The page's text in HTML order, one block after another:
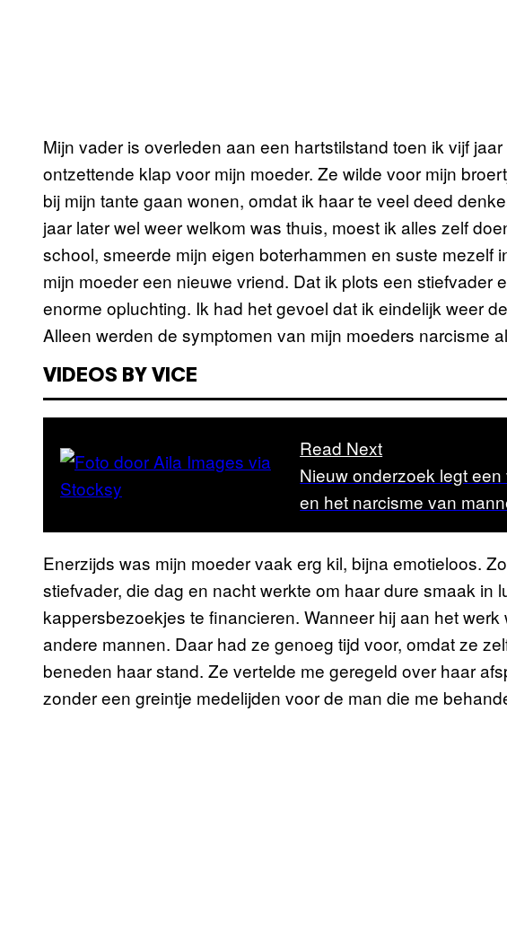
Mijn vader is overleden aan een hartstilstand toen ik vijf
ontzettende klap voor mijn moeder. Ze wilde voor mijn
bij mijn tante gaan wonen, omdat ik haar te veel deed
jaar later wel weer welkom was thuis, moest ik alles zelf
school, smeerde mijn eigen boterhammen en suste mezelf
mijn moeder een nieuwe vriend. Dat ik plots een stiefvader
enorme opluchting. Ik had het gevoel dat ik eindelijk weer
Alleen werden de symptomen van mijn moeders narcisme
VIDEOS BY VICE
Read Next
Nieuw onderzoek legt
en het narcisme van
Enerzijds was mijn moeder vaak erg kil, bijna emotieloos.
stiefvader, die dag en nacht werkte om haar dure smaak in
kappersbezoekjes te financieren. Wanneer hij aan het
andere mannen. Daar had ze genoeg tijd voor, omdat ze
beneden haar stand. Ze vertelde me geregeld over haar
zonder een greintje medelijden voor de man die me